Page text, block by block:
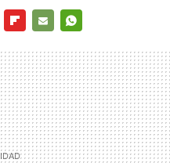
MAIL